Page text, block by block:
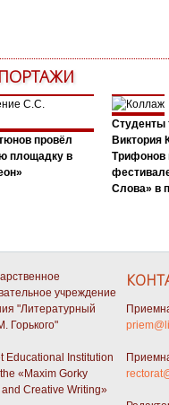
провёл
площадку в
Студенты
Виктория
Трифонов
Слова» в
учреждение
"Литературный
Горького"
Educational Institution
«Maxim Gorky
and Creative Writing»